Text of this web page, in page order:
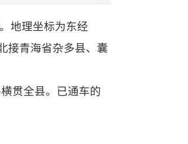
地理坐标为东经
接青海省杂多县、 囊
贯全县。已通车的